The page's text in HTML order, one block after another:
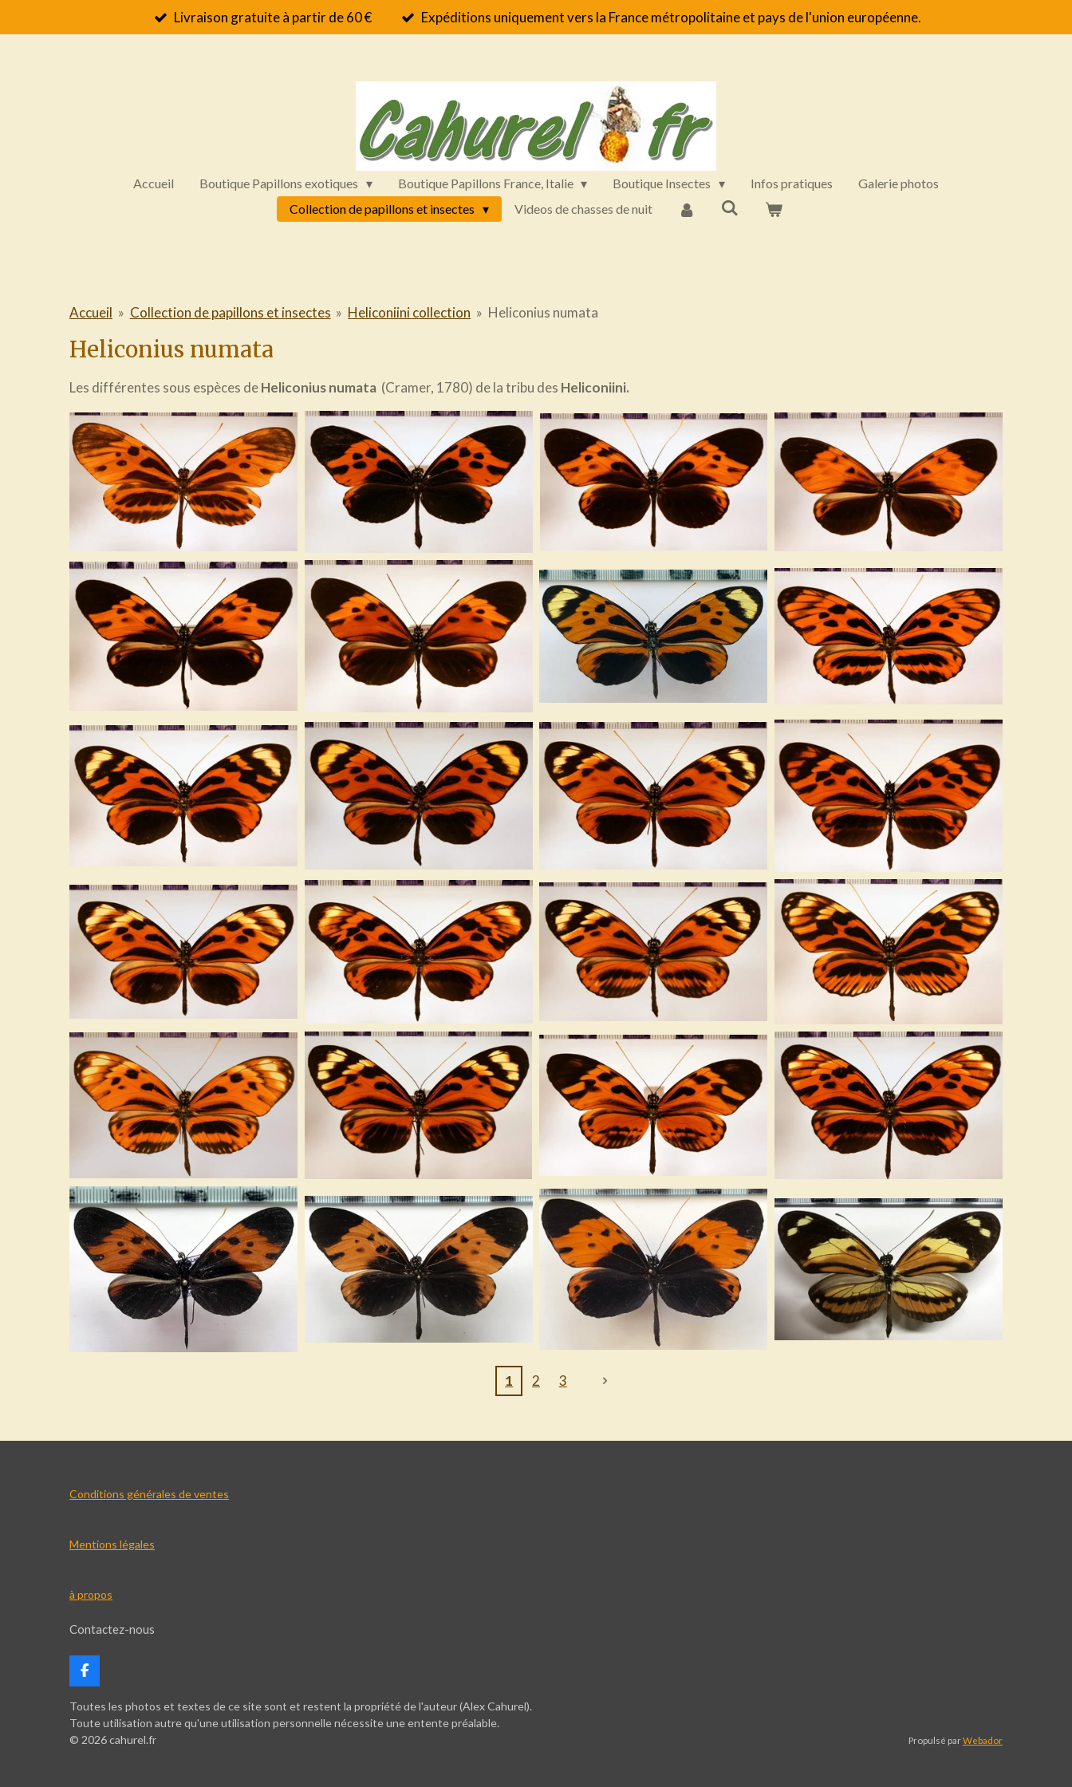
au
Livraison gratuite à partir de 60 € Expéditions uniquement vers la France métropolitaine et pays de l'union européenne.
Accueil Boutique Papillons exotiques Boutique Papillons France, Italie Boutique Insectes Infos pratiques
Galerie photos
Collection de papillons et insectes
Videos de chasses de nuit
Accueil » Collection de papillons et insectes » Heliconiini collection » Heliconius numata
Heliconius numata
Les différentes sous espèces deHeliconius numata (Cramer, 1780) de la tribu des Heliconiini.
1 2 3
Conditions générales de ventes
Mentions légales
à propos
Contactez-nous
F
a
c
b
o
Toutes les photos et textes de ce site sont et restent la propriété de l'auteur (Alex Cahurel).
Toute utilisation autre qu'une utilisation personnelle nécessite une entente préalable.
© 2026 cahurel.fr
Propulsé parWebador